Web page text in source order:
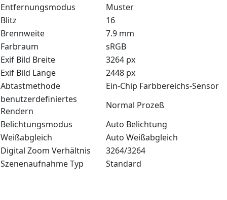
Entfernungsmodus
Muster
Blitz
16
Brennweite
7.9 mm
Farbraum
sRGB
Exif Bild Breite
3264 px
Exif Bild Länge
2448 px
Abtastmethode
Ein-Chip Farbbereichs-Sensor
benutzerdefiniertes
Rendern
Normal Prozeß
Belichtungsmodus
Auto Belichtung
Weißabgleich
Auto Weißabgleich
Digital Zoom Verhältnis
3264/3264
Szenenaufnahme Typ
Standard